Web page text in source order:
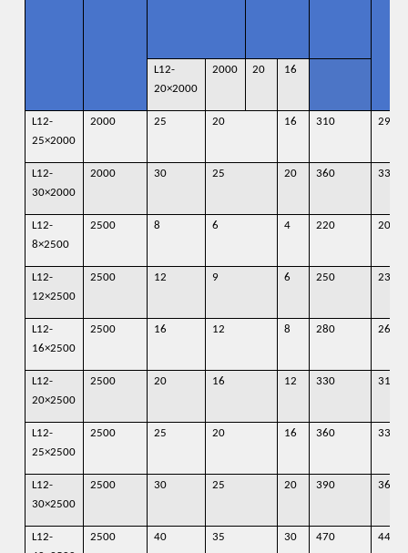
L12-
20×2000
2000 20 16
L12-
25×2000
2000 25 20 16 310 290
L12-
30×2000
2000 30 25 20 360 330
L12-
8×2500
2500 8 6 4 220 200
L12-
12×2500
2500 12 9 6 250 230
L12-
16×2500
2500 16 12 8 280 260
L12-
20×2500
2500 20 16 12 330 310
L12-
25×2500
2500 25 20 16 360 330
L12-
30×2500
2500 30 25 20 390 360
L12-
2500 40 35 30 470 440